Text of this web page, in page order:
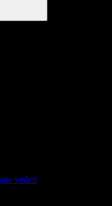
vedeti